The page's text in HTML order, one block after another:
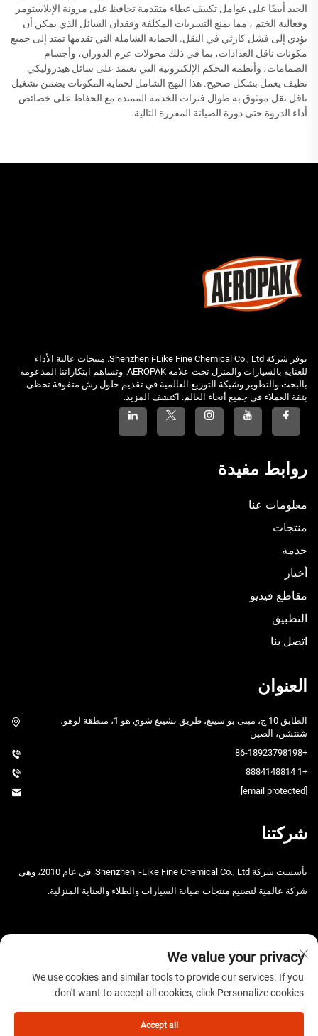
الجيد أيضًا على عوامل تكييف غطاء متقدمة تحافظ على مرونة الإيلاستومر
وفعالية الختم ، مما يمنع التسربات المكلفة وفقدان السائل الذي يمكن أن
يؤدي إلى فشل كارثي في النقل. الحماية الشاملة التي تقدمها تمتد إلى جميع
مكونات ناقل العدادات، بما في ذلك محولات عزم الدوران، وأجسام
الصمامات، وأنظمة التحكم الإلكترونية التي تعتمد على سائل هيدروليكي
نظيف يعمل بشكل صحيح. هذا النهج الشامل لحماية المكونات يضمن تشغيل
ناقل نقل موثوق به طوال فترات الخدمة الممتدة مع الحفاظ على خصائص
أداء الذروة حتى دورة الصيانة المقررة التالية.
توفر شركة Shenzhen i-Like Fine Chemical Co., Ltd. منتجات عالية الأداء
للعناية بالسيارات والمنزل تحت علامة AEROPAK. وتساهم ابتكاراتنا المدعومة
بالبحث والتطوير وشبكة التوزيع العالمية في تقديم حلول رش متفوقة تحظى
بثقة العملاء في جميع أنحاء العالم. اكتشف المزيد.
روابط مفيدة
معلومات عنا
منتجات
خدمة
أخبار
مقاطع فيديو
التطبيق
اتصل بنا
العنوان
الطابق 10 ج، مبنى بو شينغ، طريق تشينغ شوي هو 1، منطقة لوهو،
شنتشن، الصين
+86-18923798198
+1 8884148814
شركتنا
تأسست شركة Shenzhen i-Like Fine Chemical Co., Ltd. في عام 2010، وهي
شركة عالمية لتصنيع منتجات صيانة السيارات والطلاء والعناية المنزلية.
حقوق الطبع والنشر © 2025 شركة شنتشن آي-لايك للصناعات الكيميائية
We value your privacy
We use cookies and similar tools to provide our services. If you
don't want to accept all cookies, click Personalize cookies.
Accept all